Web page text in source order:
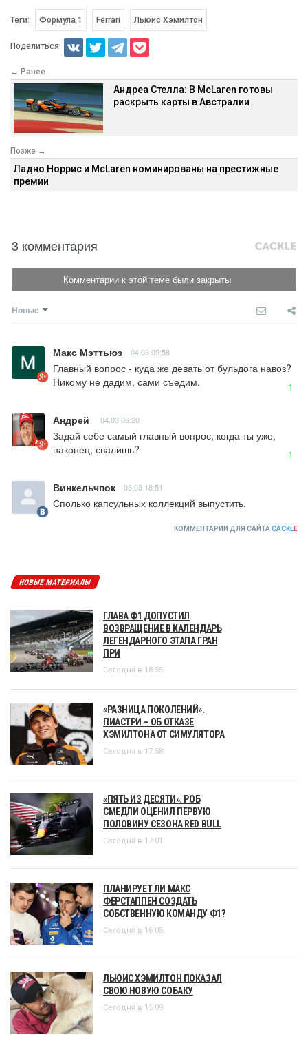
Теги: Формула 1 Ferrari Льюис Хэмилтон
Поделиться:
← Ранее
Андреа Стелла: В McLaren готовы
раскрыть карты в Австралии
Позже →
Ладно Норрис и McLaren номинированы на престижные
премии
3 комментария
Комментарии к этой теме были закрыты
Новые
Макс Мэттьюз 04.03 09:58
Главный вопрос - куда же девать от бульдога навоз?
Никому не дадим, сами съедим.
1
Андрей 04.03 06:20
Задай себе самый главный вопрос, когда ты уже,
наконец, свалишь?
1
Винкельчпок 03.03 18:51
Сполько капсульных коллекций выпустить.
КОММЕНТАРИИ ДЛЯ САЙТА CACKLE
НОВЫЕ МАТЕРИАЛЫ
ГЛАВА Ф1 ДОПУСТИЛ
ВОЗВРАЩЕНИЕ В КАЛЕНДАРЬ
ЛЕГЕНДАРНОГО ЭТАПА ГРАН
ПРИ
Сегодня в 18:55
«РАЗНИЦА ПОКОЛЕНИЙ».
ПИАСТРИ – ОБ ОТКАЗЕ
ХЭМИЛТОНА ОТ СИМУЛЯТОРА
Сегодня в 17:58
«ПЯТЬ ИЗ ДЕСЯТИ». РОБ
СМЕДЛИ ОЦЕНИЛ ПЕРВУЮ
ПОЛОВИНУ СЕЗОНА RED BULL
Сегодня в 17:01
ПЛАНИРУЕТ ЛИ МАКС
ФЕРСТАППЕН СОЗДАТЬ
СОБСТВЕННУЮ КОМАНДУ Ф1?
Сегодня в 16:05
ЛЬЮИС ХЭМИЛТОН ПОКАЗАЛ
СВОЮ НОВУЮ СОБАКУ
Сегодня в 15:09